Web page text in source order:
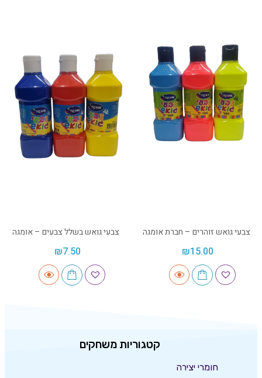
צבעי גואש זוהרים – חברת אומגה
₪15.00
צבעי גואש בשלל צבעים – אומגה
₪7.50
קטגוריות משחקים
חומרי יצירה